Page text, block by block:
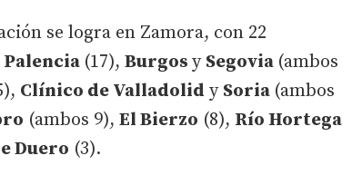
se logra en Zamora, con 22
Palencia (17), Burgos y Segovia (ambos
Clínico de Valladolid y Soria (ambos
(ambos 9), El Bierzo (8), Río Hortega
Duero (3).